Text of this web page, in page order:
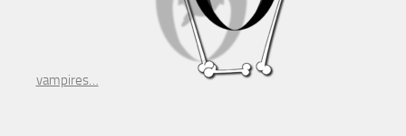
vampires…